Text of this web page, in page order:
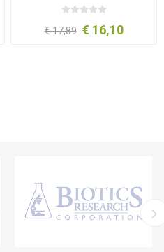
€ 17,89 € 16,10